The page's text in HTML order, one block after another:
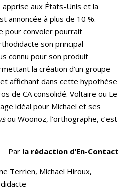
apprise aux États-Unis et la
annoncée à plus de 10 %.
pour convoler pourrait
son principal
connu pour son produit
la création d’un groupe
affichant dans cette hypothèse
de CA consolidé. Voltaire ou Le
idéal pour Michael et ses
ou Woonoz, l’orthographe, c’est
Par la rédaction d’En-Contact
Terrien, Michael Hiroux,